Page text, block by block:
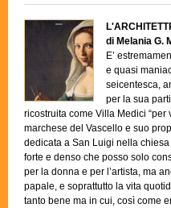
di Melania G.
E’
e quasi
seicentesca,
per la sua
ricostruita come Villa Medici “per
marchese del Vascello e suo
dedicata a San Luigi nella
forte e denso che posso solo
per la donna e per l’artista, ma
papale, e soprattutto la vita
tanto bene ma in cui, così come